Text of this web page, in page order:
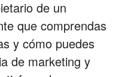
de un
que comprendas
y cómo puedes
de marketing y